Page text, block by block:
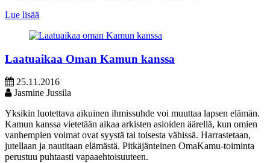
Lue lisää
Laatuaikaa Oman Kamun kanssa
25.11.2016
Jasmine Jussila
Yksikin luotettava aikuinen ihmissuhde voi muuttaa lapsen elämän.
Kamun kanssa vietetään aikaa arkisten asioiden äärellä, kun omien
vanhempien voimat ovat syystä tai toisesta vähissä. Harrastetaan,
jutellaan ja nautitaan elämästä. Pitkäjänteinen OmaKamu-toiminta
perustuu puhtaasti vapaaehtoisuuteen.